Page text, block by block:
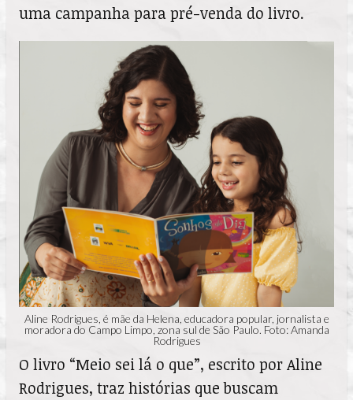
uma campanha para pré-venda do livro.
Aline Rodrigues, é mãe da Helena, educadora popular, jornalista e
moradora do Campo Limpo, zona sul de São Paulo. Foto: Amanda
Rodrigues
O livro “Meio sei lá o que”, escrito por Aline
Rodrigues, traz histórias que buscam